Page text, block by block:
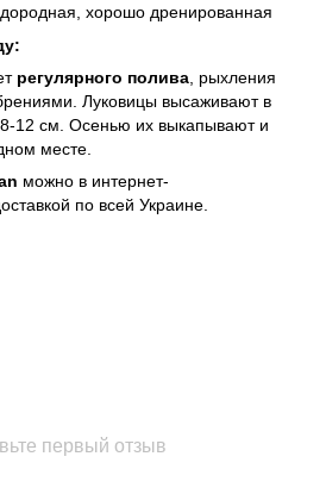
хорошо дренированная
регулярного полива , рыхления
Луковицы высаживают в
12 см. Осенью их выкапывают и
месте.
можно в интернет-
по всей Украине.
первый отзыв